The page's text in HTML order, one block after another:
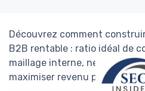
Découvrez comment
B2B rentable : ratio idéal de
maillage interne, netlinking
maximiser revenu par clic et